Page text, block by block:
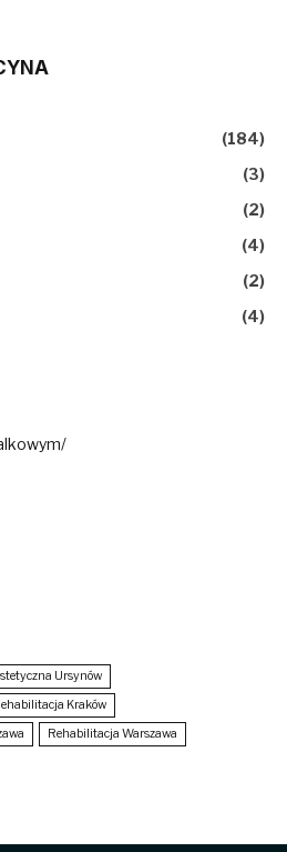
(184)
(3)
(2)
(4)
(2)
(4)
Ursynów
Kraków
Rehabilitacja Warszawa